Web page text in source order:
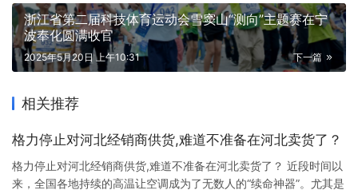
浙江省第二届科技体育运动会雪窦山“测向”主题赛在宁
波奉化圆满收官
下一篇
2025年5月20日 上午10:31
相关推荐
格力停止对河北经销商供货,难道不准备在河北卖货了？
格力停止对河北经销商供货,难道不准备在河北卖货了？ 近段时间以
来，全国各地持续的高温让空调成为了无数人的“续命神器”。尤其是